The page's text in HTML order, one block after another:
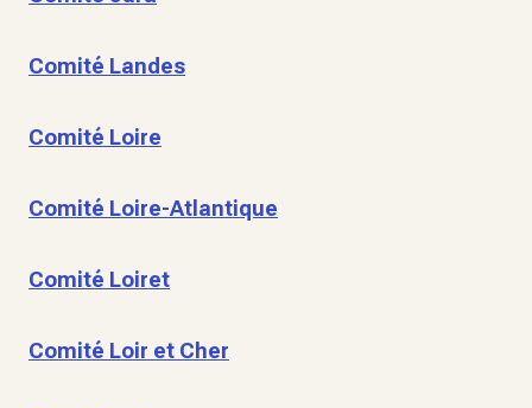
Comité Landes
Comité Loire
Comité Loire-Atlantique
Comité Loiret
Comité Loir et Cher